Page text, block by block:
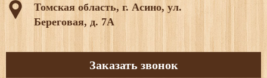
Томская область, г. Асино, ул.
Береговая, д. 7А
Заказать звонок